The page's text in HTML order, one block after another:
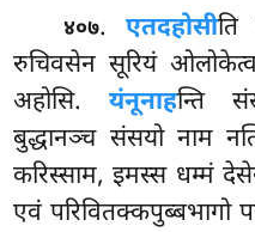
४०७. एतदहोसीति
रुचिवसेन सूरियं
अहोसि.यंनूनाहन्ति
बुद्धानञ्च संसयो नाम
करिस्साम, इमस्स धम्मं
एवं परिवितक्कपुब्बभागो